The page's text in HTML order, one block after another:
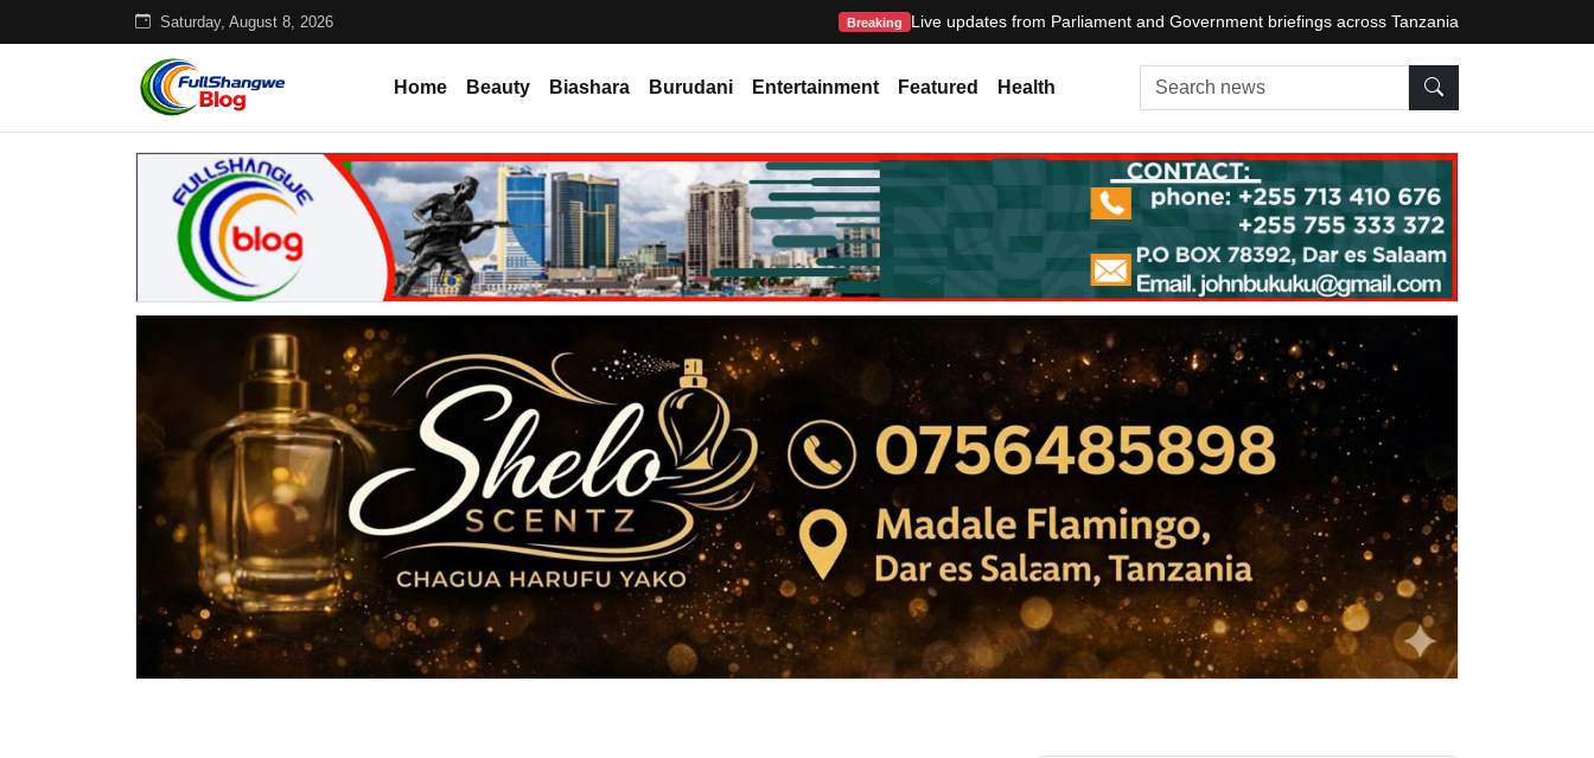
Saturday, August 8, 2026 Breaking Live updates from Parliament and Government briefings across Tanzania
Home Beauty Biashara Burudani Entertainment Featured Health Search news